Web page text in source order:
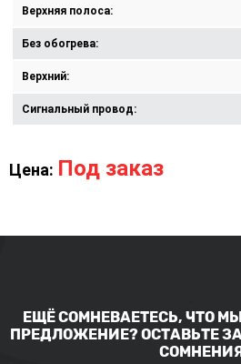
Верхняя полоса:
Без обогрева:
Верхний:
Сигнальный провод:
Цена: Под заказ
ЕЩЁ СОМНЕВАЕТЕСЬ, ЧТО
ПРЕДЛОЖЕНИЕ? ОСТАВЬТЕ